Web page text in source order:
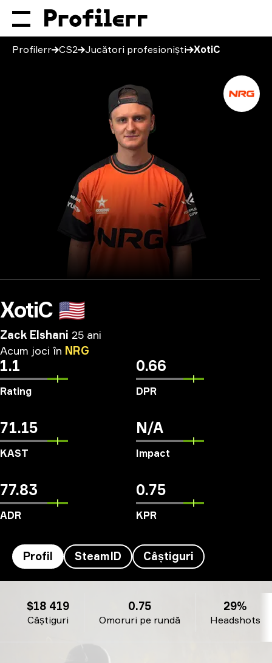
Profilerr CS2 Jucători profesioniști XotiC
XotiC 🇺🇸
Zack Elshani 25 ani
Acum joci în NRG
1.1
Rating
0.66
DPR
71.15
KAST
N/A
Impact
77.83
ADR
0.75
KPR
Profil SteamID Câștiguri
Câștiguri
$18 419
Omoruri pe rundă
0.75
Headshots
29%